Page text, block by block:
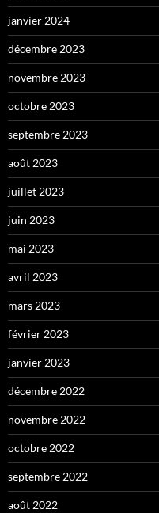
janvier 2024
décembre 2023
novembre 2023
octobre 2023
septembre 2023
août 2023
juillet 2023
juin 2023
mai 2023
avril 2023
mars 2023
février 2023
janvier 2023
décembre 2022
novembre 2022
octobre 2022
septembre 2022
août 2022